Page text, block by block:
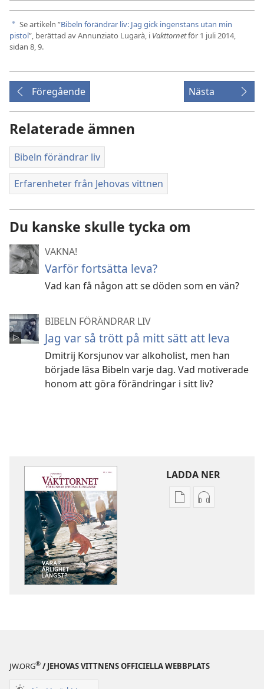
a Se artikeln ”Bibeln förändrar liv: Jag gick ingenstans utan min
pistol”, berättad av Annunziato Lugarà, i Vakttornetför 1 juli 2014,
sidan 8, 9.
Föregående Nästa
Relaterade ämnen
Bibeln förändrar liv
Erfarenheter från Jehovas vittnen
Du kanske skulle tycka om
VAKNA!
Varför fortsätta leva?
Vad kan få någon att se döden som en vän?
BIBELN FÖRÄNDRAR LIV
Jag var så trött på mitt sätt att leva
Dmitrij Korsjunov var alkoholist, men han
började läsa Bibeln varje dag. Vad motiverade
honom att göra förändringar i sitt liv?
LADDA NER
Valmöjligheter
JW.ORG® / JEHOVAS VITTNENS OFFICIELLA WEBBPLATS